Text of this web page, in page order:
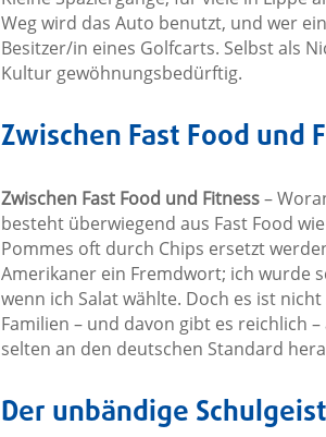
Weg wird das Auto benutzt, und wer
Besitzer/in eines Golfcarts. Selbst als
Kultur gewöhnungsbedürftig.
Zwischen Fast Food und
Zwischen Fast Food und Fitness–
besteht überwiegend aus Fast Food
Pommes oft durch Chips ersetzt
Amerikaner ein Fremdwort; ich wurde
wenn ich Salat wählte. Doch es ist
Familien – und davon gibt es reichlich
selten an den deutschen Standard
Der unbändige Schulgeist